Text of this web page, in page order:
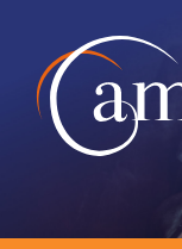
contenu
Nous Connaître